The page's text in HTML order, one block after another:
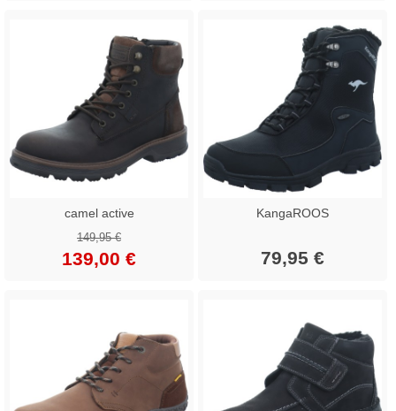
camel active
149,95 €
139,00 €
KangaROOS
79,95 €